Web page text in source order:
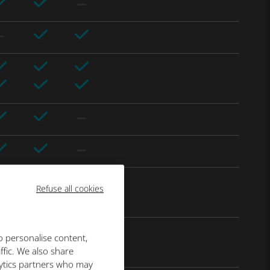
Refuse all cookies
personalise content,
We also share
partners who may